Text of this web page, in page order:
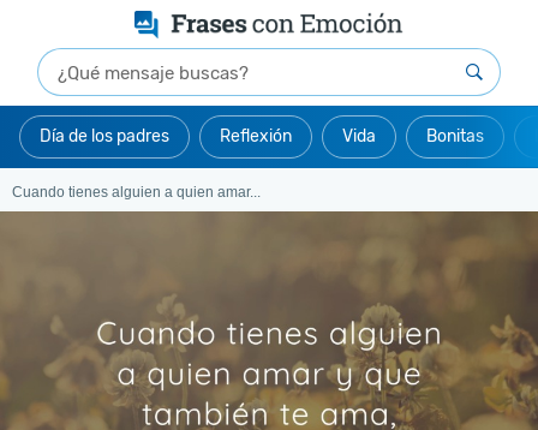
Día de los padres Reflexión Vida Bonitas
Cuando tienes alguien a quien amar...